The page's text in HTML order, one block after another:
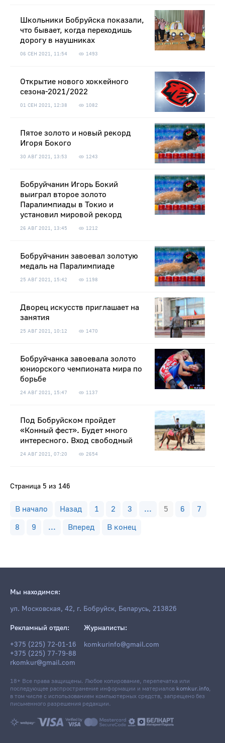
Школьники Бобруйска показали,
что бывает, когда переходишь
дорогу в наушниках
06 СЕН 2021, 11:54 1493
Открытие нового хоккейного
сезона-2021/2022
01 СЕН 2021, 12:38 1082
Пятое золото и новый рекорд
Игоря Бокого
30 АВГ 2021, 13:53 1243
Бобруйчанин Игорь Бокий
выиграл второе золото
Паралимпиады в Токио и
установил мировой рекорд
26 АВГ 2021, 13:45 1212
Бобруйчанин завоевал золотую
медаль на Паралимпиаде
25 АВГ 2021, 15:42 1198
Дворец искусств приглашает на
занятия
25 АВГ 2021, 10:12 1470
Бобруйчанка завоевала золото
юниорского чемпионата мира по
борьбе
24 АВГ 2021, 15:47 1137
Под Бобруйском пройдет
«Конный фест». Будет много
интересного. Вход свободный
24 АВГ 2021, 07:20 2654
Страница 5 из 146
В начало Назад 1 2 3 ... 5 6
7
8
9 ... Вперед В конец
Мы находимся:
ул. Московская, 42, г. Бобруйск, Беларусь, 213826
Рекламный отдел:
+375 (225) 72-01-16
+375 (225) 77-79-88
rkomkur@gmail.com
Журналисты:
komkurinfo@gmail.com
18+ Все права защищены. Любое копирование, перепечатка или
последующее распространение информации и материалов komkur.info,
в том числе с использованием компьютерных средств, запрещено без
письменного разрешения редакции.